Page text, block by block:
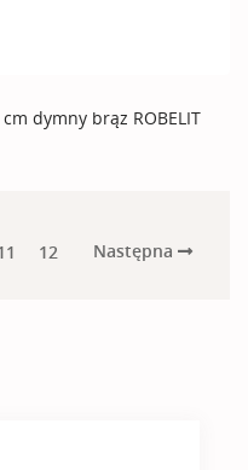
dymny brąz ROBELIT
12 Następna